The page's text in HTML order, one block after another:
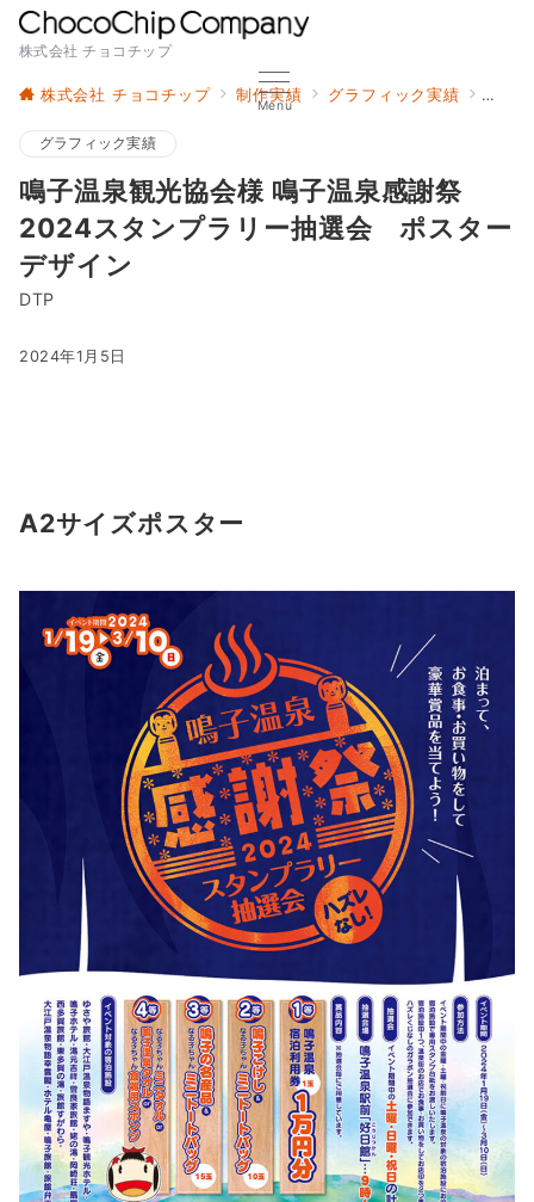
株式会社 チョコチップ
Menu
株式会社 チョコチップ 制作実績 グラフィック実績 鳴子
グラフィック実績
鳴子温泉観光協会様 鳴子温泉感謝祭
2024スタンプラリー抽選会 ポスター
デザイン
DTP
2024年1月5日
A2サイズポスター